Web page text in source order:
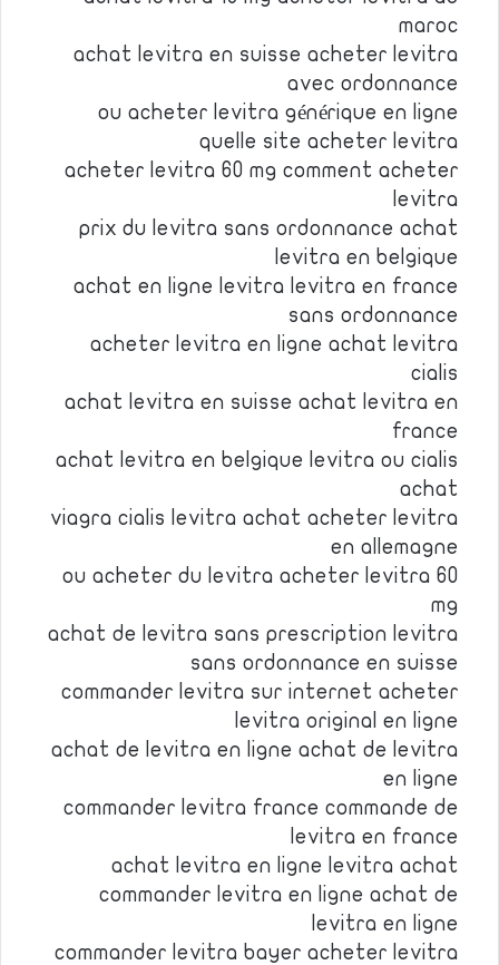
maroc
achat levitra en suisse acheter levitra
avec ordonnance
ou acheter levitra générique en ligne
quelle site acheter levitra
acheter levitra 60 mg comment acheter
levitra
prix du levitra sans ordonnance achat
levitra en belgique
achat en ligne levitra levitra en france
sans ordonnance
acheter levitra en ligne achat levitra
cialis
achat levitra en suisse achat levitra en
france
achat levitra en belgique levitra ou cialis
achat
viagra cialis levitra achat acheter levitra
en allemagne
ou acheter du levitra acheter levitra 60
mg
achat de levitra sans prescription levitra
sans ordonnance en suisse
commander levitra sur internet acheter
levitra original en ligne
achat de levitra en ligne achat de levitra
en ligne
commander levitra france commande de
levitra en france
achat levitra en ligne levitra achat
commander levitra en ligne achat de
levitra en ligne
commander levitra bayer acheter levitra